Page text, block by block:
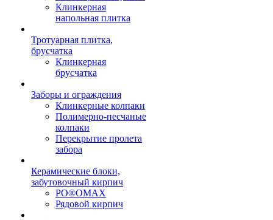
Клинкерная
напольная плитка
Тротуарная плитка,
брусчатка
Клинкерная
брусчатка
Заборы и ограждения
Клинкерные колпаки
Полимерно-песчаные
колпаки
Перекрытие пролета
забора
Керамические блоки,
забутовочный кирпич
PO®OMAX
Рядовой кирпич